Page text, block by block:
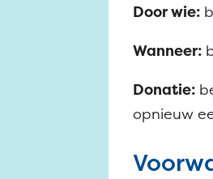
Door wie:
Wanneer:
Donatie:
opnieuw